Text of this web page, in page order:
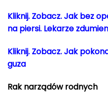
Kliknij. Zobacz. Jak bez
na piersi. Lekarze
Kliknij. Zobacz.Jak
guza
Rak narządów rodnych